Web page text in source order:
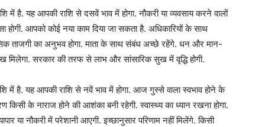
है. यह आपकी राशि से दसवें भाव में होगा. नौकरी या व्यवसाय करने वालों
आपको कोई नया काम दिया जा सकता है. अधिकारियों के साथ
ताजगी का अनुभव होगा. माता के साथ संबंध अच्छे रहेंगे. धन और मान-
सरकार की तरफ से लाभ और सांसारिक सुख में वृद्धि होगी.
में है. यह आपकी राशि से नवें भाव में होगा. आज गुस्से वाला स्वभाव होने के
किसी के नाराज होने की आशंका बनी रहेगी. स्वास्थ्य का ध्यान रखना होगा.
या नौकरी में परेशानी आएगी. इच्छानुसार परिणाम नहीं मिलेंगे. किसी